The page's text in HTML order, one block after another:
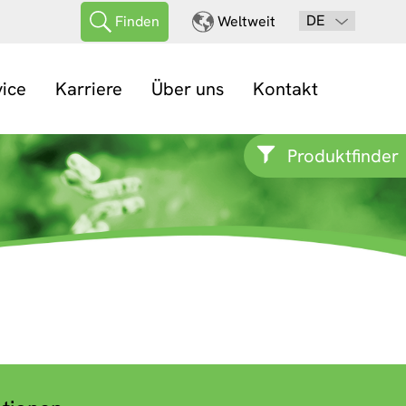
Finden Weltweit DE
Karriere Über uns Kontakt
Produktfinder